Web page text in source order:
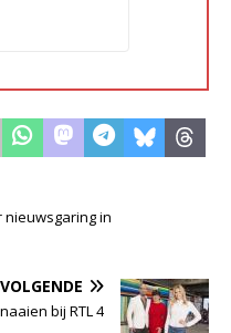
nieuwsgaring in
VOLGENDE
bij RTL 4